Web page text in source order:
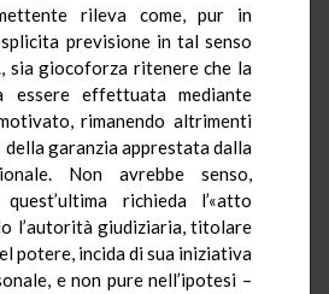
rileva come, pur in
previsione in tal senso
sia giocoforza ritenere che la
essere effettuata mediante
rimanendo altrimenti
garanzia apprestata dalla
Non avrebbe senso,
richieda l’«atto
l’autorità giudiziaria, titolare
potere, incida di sua iniziativa
e non pure nell’ipotesi –